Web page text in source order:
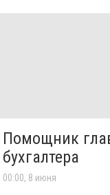
Помощник
бухгалтера
00:00, 8 июня